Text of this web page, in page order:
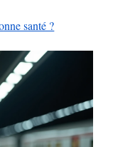
santé ?